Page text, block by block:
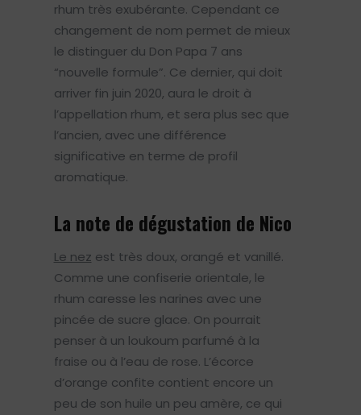
rhum très exubérante. Cependant ce
changement de nom permet de mieux
le distinguer du Don Papa 7 ans
“nouvelle formule”. Ce dernier, qui doit
arriver fin juin 2020, aura le droit à
l’appellation rhum, et sera plus sec que
l’ancien, avec une différence
significative en terme de profil
aromatique.
La note de dégustation de Nico
Le nez est très doux, orangé et vanillé.
Comme une confiserie orientale, le
rhum caresse les narines avec une
pincée de sucre glace. On pourrait
penser à un loukoum parfumé à la
fraise ou à l’eau de rose. L’écorce
d’orange confite contient encore un
peu de son huile un peu amère, ce qui